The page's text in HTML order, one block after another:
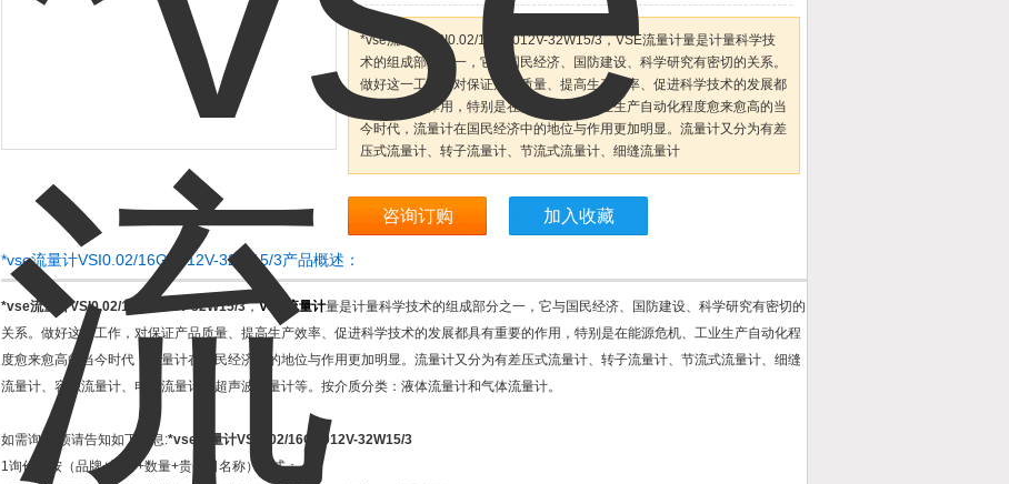
*vse流量计VSI0.02/16GP012V-32W15/3，VSE流量计量是计量科学技
术的组成部分之一，它与国民经济、国防建设、科学研究有密切的关系。
做好这一工作，对保证产品质量、提高生产效率、促进科学技术的发展都
具有重要的作用，特别是在能源危机、工业生产自动化程度愈来愈高的当
今时代，流量计在国民经济中的地位与作用更加明显。流量计又分为有差
压式流量计、转子流量计、节流式流量计、细缝流量计
咨询订购 加入收藏
*vse流量计VSI0.02/16GP012V-32W15/3产品概述：
*vse流量计VSI0.02/16GP012V-32W15/3，VSE流量计量是计量科学技术的组成部分之一，它与国民经济、国防建设、科学研究有密切的
关系。做好这一工作，对保证产品质量、提高生产效率、促进科学技术的发展都具有重要的作用，特别是在能源危机、工业生产自动化程
度愈来愈高的当今时代，流量计在国民经济中的地位与作用更加明显。流量计又分为有差压式流量计、转子流量计、节流式流量计、细缝
流量计、容积流量计、电磁流量计、超声波流量计等。按介质分类：液体流量计和气体流量计。
如需询价,烦请告知如下信息:*vse流量计VSI0.02/16GP012V-32W15/3
1询价请按（品牌+型号+数量+贵公司名称）格式；